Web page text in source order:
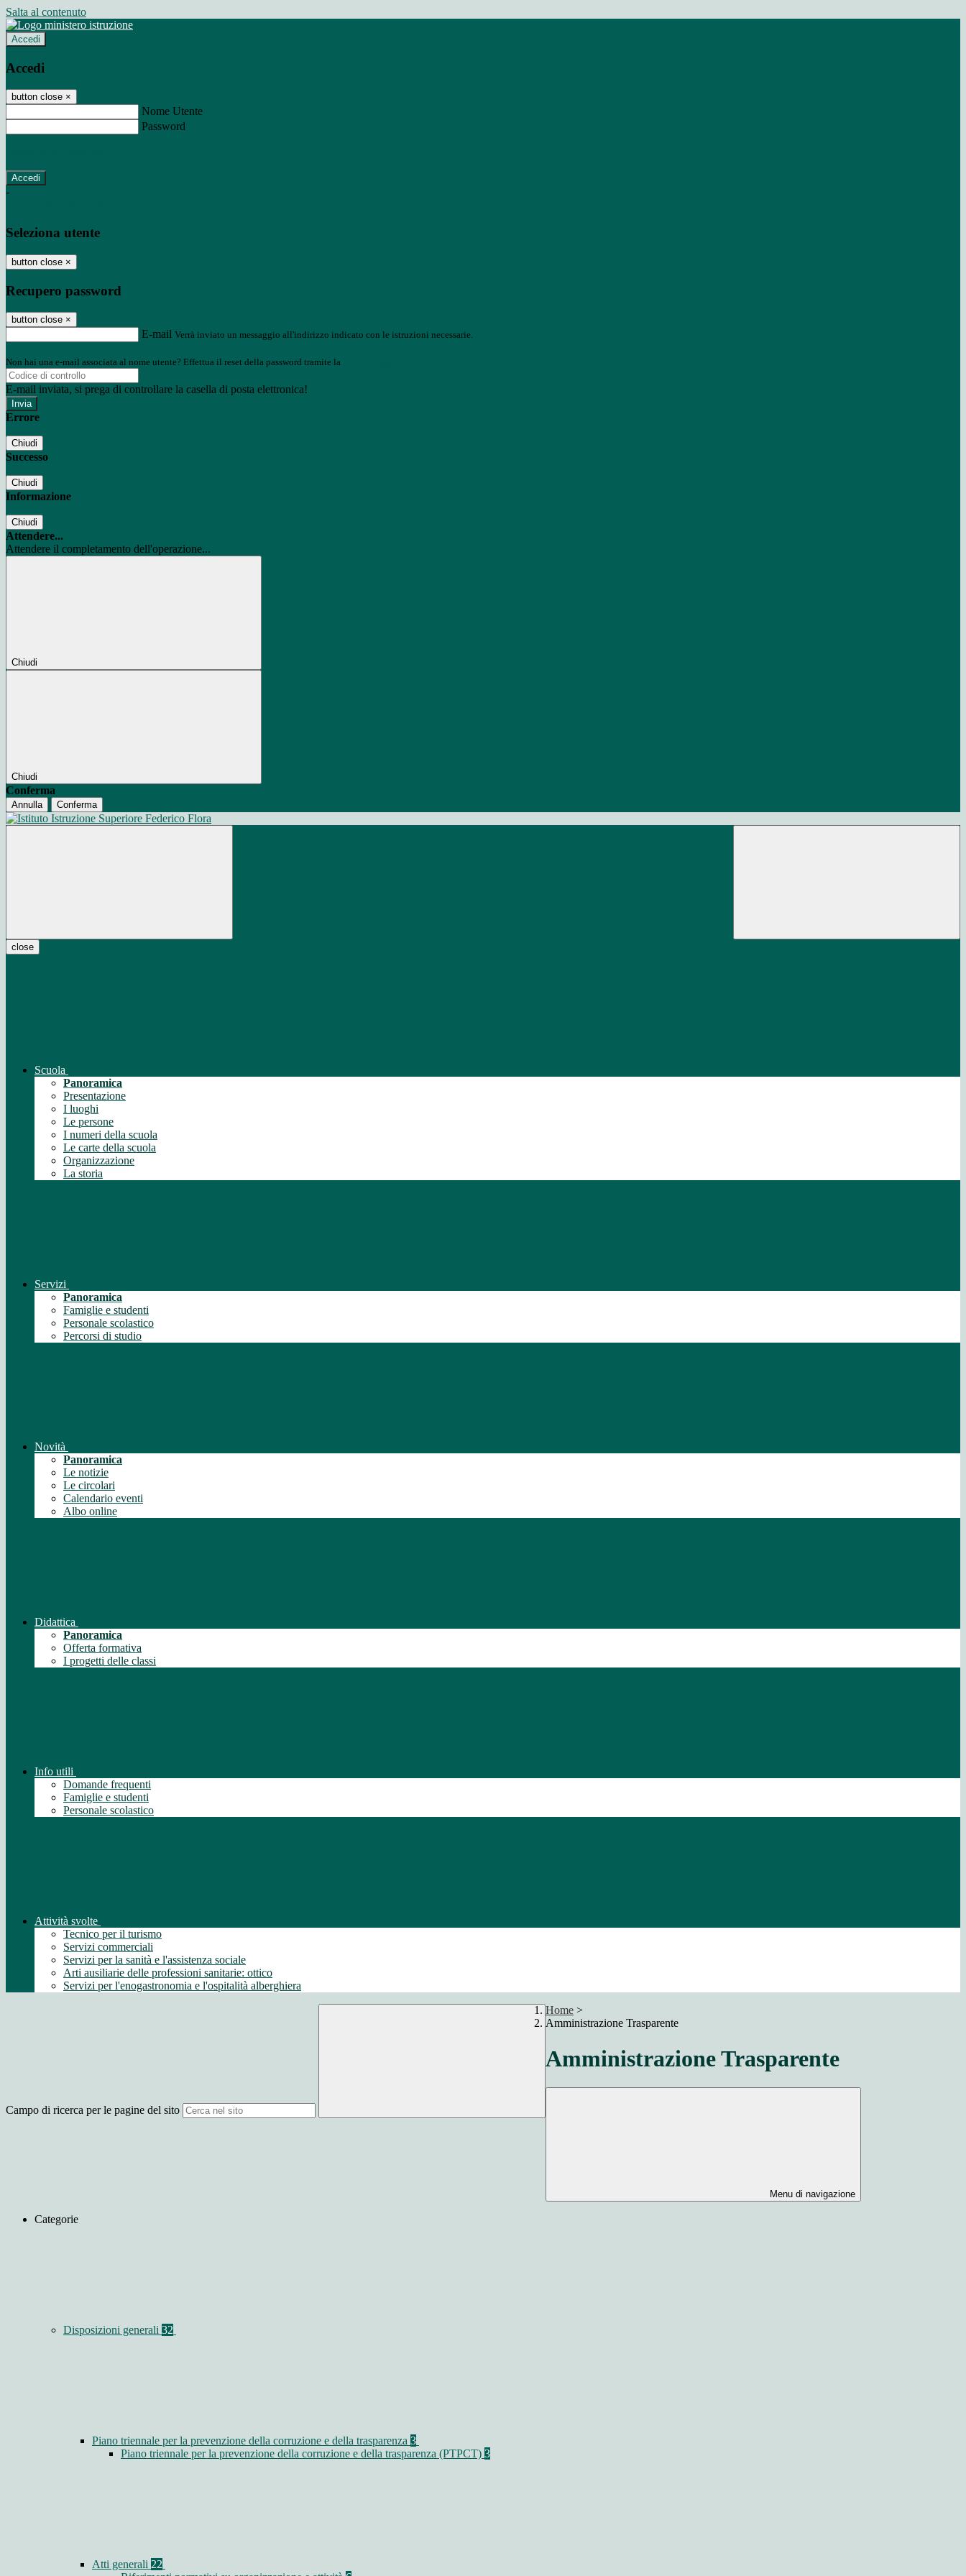
Salta al contenuto
Accedi
Accedi
button close ×
Nome Utente
Password
-
Seleziona utente
button close ×
Recupero password
button close ×
E-mail Verrà inviato un messaggio all'indirizzo indicato con le istruzioni necessarie.
Non hai una e-mail associata al nome utente? Effettua il reset della password tramite la
E-mail inviata, si prega di controllare la casella di posta elettronica!
Errore
Chiudi
Successo
Chiudi
Informazione
Chiudi
Attendere...
Attendere il completamento dell'operazione...
Chiudi
Chiudi
Conferma
Annulla Conferma
close
Scuola
Panoramica
Presentazione
I luoghi
Le persone
I numeri della scuola
Le carte della scuola
Organizzazione
La storia
Servizi
Panoramica
Famiglie e studenti
Personale scolastico
Percorsi di studio
Novità
Panoramica
Le notizie
Le circolari
Calendario eventi
Albo online
Didattica
Panoramica
Offerta formativa
I progetti delle classi
Info utili
Domande frequenti
Famiglie e studenti
Personale scolastico
Attività svolte
Tecnico per il turismo
Servizi commerciali
Servizi per la sanità e l'assistenza sociale
Arti ausiliarie delle professioni sanitarie: ottico
Servizi per l'enogastronomia e l'ospitalità alberghiera
Campo di ricerca per le pagine del sito
Home >
Amministrazione Trasparente
Amministrazione Trasparente
Menu di navigazione
Categorie
Disposizioni generali 32
Piano triennale per la prevenzione della corruzione e della trasparenza 3
Piano triennale per la prevenzione della corruzione e della trasparenza (PTPCT) 3
Atti generali 22